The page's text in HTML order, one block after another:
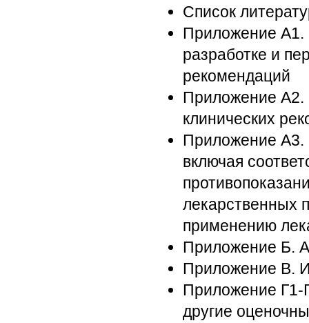
Список
Приложение А1.
разработке и
рекомендаций
Приложение А2.
клинических
Приложение
включая
лекарственных
применению
Приложение Б.
Приложение В.
Приложение Г1-
другие